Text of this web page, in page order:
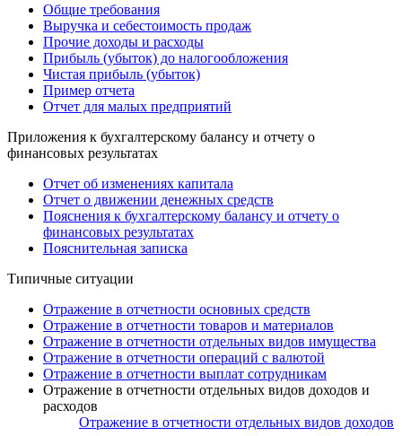
Общие требования
Выручка и себестоимость продаж
Прочие доходы и расходы
Прибыль (убыток) до налогообложения
Чистая прибыль (убыток)
Пример отчета
Отчет для малых предприятий
Приложения к бухгалтерскому балансу и отчету о
финансовых результатах
Отчет об изменениях капитала
Отчет о движении денежных средств
Пояснения к бухгалтерскому балансу и отчету о
финансовых результатах
Пояснительная записка
Типичные ситуации
Отражение в отчетности основных средств
Отражение в отчетности товаров и материалов
Отражение в отчетности отдельных видов имущества
Отражение в отчетности операций с валютой
Отражение в отчетности выплат сотрудникам
Отражение в отчетности отдельных видов доходов и
расходов
Отражение в отчетности отдельных видов доходов